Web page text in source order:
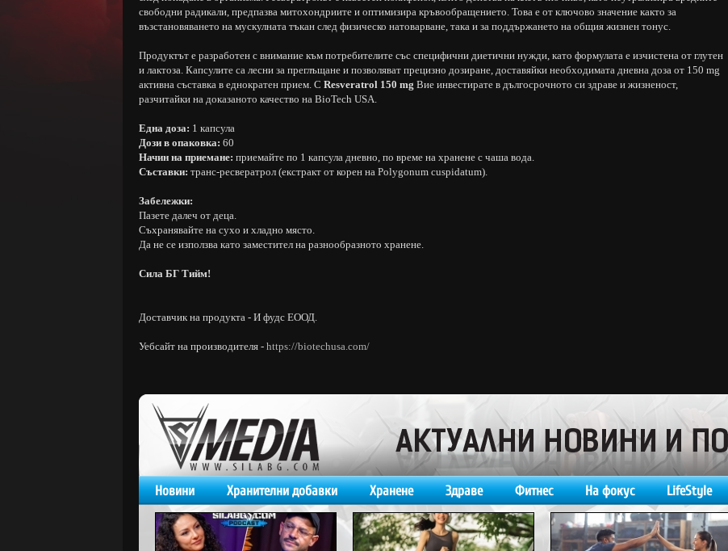
свободни радикали, предпазва митохондриите и оптимизира кръвообращението. Това е от ключово значение както за
възстановяването на мускулната тъкан след физическо натоварване, така и за поддържането на общия жизнен тонус.
Продуктът е разработен с внимание към потребителите със специфични диетични нужди, като формулата е изчистена от глутен
и лактоза. Капсулите са лесни за преглъщане и позволяват прецизно дозиране, доставяйки необходимата дневна доза от 150 mg
активна съставка в еднократен прием. С Resveratrol 150 mg Вие инвестирате в дългосрочното си здраве и жизненост,
разчитайки на доказаното качество на BioTech USA.
Една доза: 1 капсула
Дози в опаковка: 60
Начин на приемане: приемайте по 1 капсула дневно, по време на хранене с чаша вода.
Съставки: транс-ресвератрол (екстракт от корен на Polygonum cuspidatum).
Забележки:
Пазете далеч от деца.
Съхранявайте на сухо и хладно място.
Да не се използва като заместител на разнообразното хранене.
Сила БГ Тийм!
Доставчик на продукта - И фудс ЕООД.
Уебсайт на производителя - https://biotechusa.com/
Новини Хранителни добавки Хранене Здраве Фитнес На фокус LifeStyle